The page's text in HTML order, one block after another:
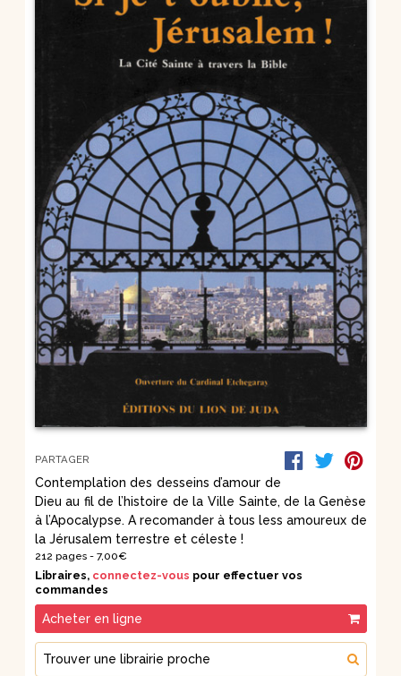
PARTAGER
Contemplation des desseins d’amour de
Dieu au fil de l’histoire de la Ville Sainte, de la Genèse
à l’Apocalypse. A recomander à tous less amoureux de
la Jérusalem terrestre et céleste !
212 pages - 7,00€
Libraires, connectez-vous pour effectuer vos
commandes
Acheter en ligne
Trouver une librairie proche